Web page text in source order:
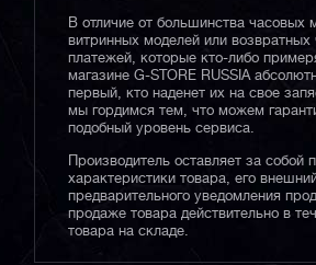
В отличие от большинства часовых
витринных моделей или
платежей, которые кто-либо
магазине G-STORE RUSSIA
первый, кто наденет их на свое
мы гордимся тем, что можем
подобный уровень сервиса.
Производитель оставляет за собой
характеристики товара, его
предварительного уведомления
продаже товара действительно в
товара на складе.